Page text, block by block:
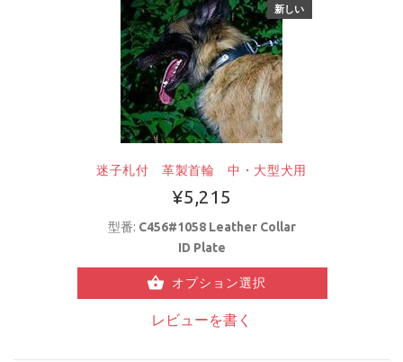
新しい
迷子札付 革製首輪 中・大型犬用
¥5,215
型番: C456#1058 Leather Collar
ID Plate
オプション選択
レビューを書く